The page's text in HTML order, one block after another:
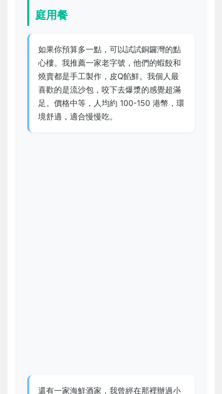
庭用餐
如果你預算多一點，可以試試銅鑼灣的點
心樓。我推薦一家老字號，他們的蝦餃和
燒賣都是手工製作，皮Q餡鮮。我個人最
喜歡的是流沙包，咬下去爆漿的感覺超滿
足。價格中等，人均約 100-150 港幣，環
境舒適，適合慢慢吃。
還有一家海鮮酒家，我曾經在那裡辦過小